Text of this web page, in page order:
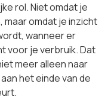
rol. Niet omdat je
maar omdat je inzicht
wanneer er
voor je verbruik. Dat
meer alleen naar
het einde van de